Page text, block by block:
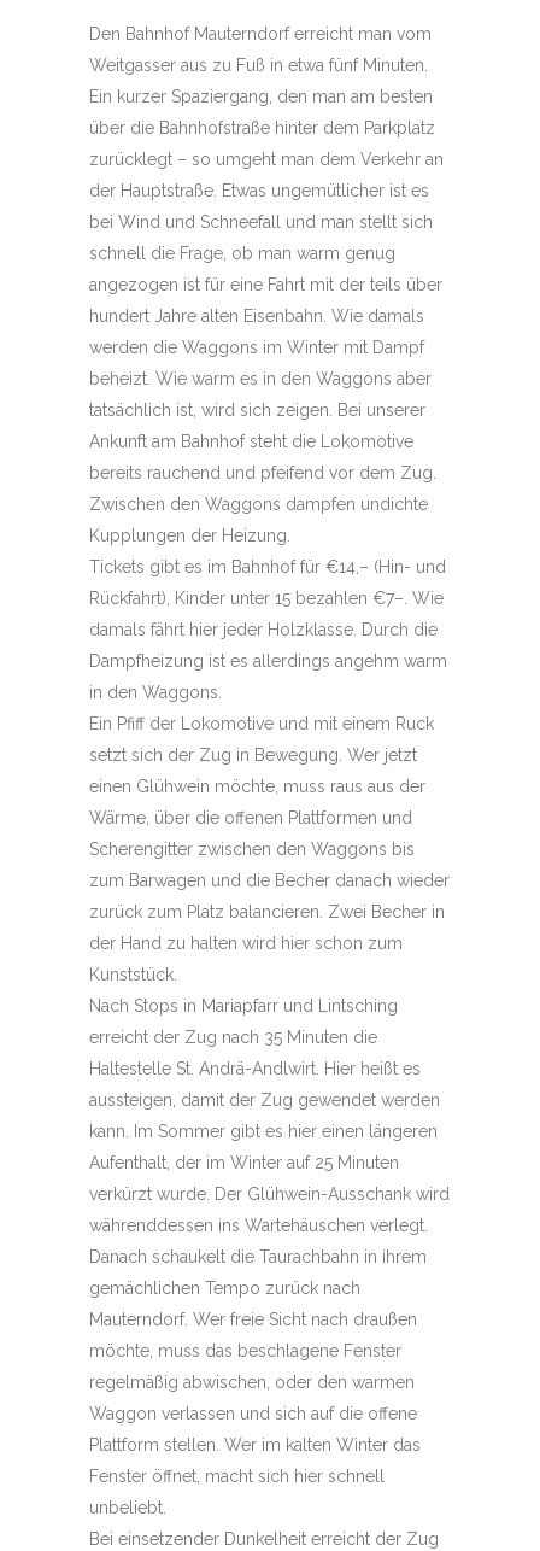
Den Bahnhof Mauterndorf erreicht man vom
Weitgasser aus zu Fuß in etwa fünf Minuten.
Ein kurzer Spaziergang, den man am besten
über die Bahnhofstraße hinter dem Parkplatz
zurücklegt – so umgeht man dem Verkehr an
der Hauptstraße. Etwas ungemütlicher ist es
bei Wind und Schneefall und man stellt sich
schnell die Frage, ob man warm genug
angezogen ist für eine Fahrt mit der teils über
hundert Jahre alten Eisenbahn. Wie damals
werden die Waggons im Winter mit Dampf
beheizt. Wie warm es in den Waggons aber
tatsächlich ist, wird sich zeigen. Bei unserer
Ankunft am Bahnhof steht die Lokomotive
bereits rauchend und pfeifend vor dem Zug.
Zwischen den Waggons dampfen undichte
Kupplungen der Heizung.
Tickets gibt es im Bahnhof für €14,– (Hin- und
Rückfahrt), Kinder unter 15 bezahlen €7–. Wie
damals fährt hier jeder Holzklasse. Durch die
Dampfheizung ist es allerdings angehm warm
in den Waggons.
Ein Pfiff der Lokomotive und mit einem Ruck
setzt sich der Zug in Bewegung. Wer jetzt
einen Glühwein möchte, muss raus aus der
Wärme, über die offenen Plattformen und
Scherengitter zwischen den Waggons bis
zum Barwagen und die Becher danach wieder
zurück zum Platz balancieren. Zwei Becher in
der Hand zu halten wird hier schon zum
Kunststück.
Nach Stops in Mariapfarr und Lintsching
erreicht der Zug nach 35 Minuten die
Haltestelle St. Andrä-Andlwirt. Hier heißt es
aussteigen, damit der Zug gewendet werden
kann. Im Sommer gibt es hier einen längeren
Aufenthalt, der im Winter auf 25 Minuten
verkürzt wurde. Der Glühwein-Ausschank wird
währenddessen ins Wartehäuschen verlegt.
Danach schaukelt die Taurachbahn in ihrem
gemächlichen Tempo zurück nach
Mauterndorf. Wer freie Sicht nach draußen
möchte, muss das beschlagene Fenster
regelmäßig abwischen, oder den warmen
Waggon verlassen und sich auf die offene
Plattform stellen. Wer im kalten Winter das
Fenster öffnet, macht sich hier schnell
unbeliebt.
Bei einsetzender Dunkelheit erreicht der Zug